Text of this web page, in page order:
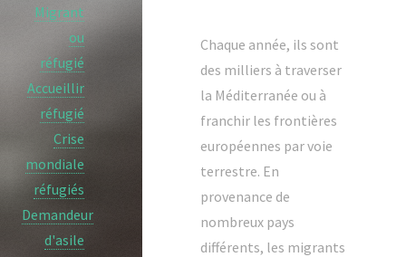
Migrant
ou
réfugié
Accueillir
réfugié
Crise
mondiale
réfugiés
Demandeur
d'asile
Chaque année, ils sont
des milliers à traverser
la Méditerranée ou à
franchir les frontières
européennes par voie
terrestre. En
provenance de
nombreux pays
différents, les migrants